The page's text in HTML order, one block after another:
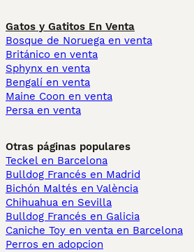
Gatos y Gatitos En Venta
Bosque de Noruega en venta
Británico en venta
Sphynx en venta
Bengalí en venta
Maine Coon en venta
Persa en venta
Otras páginas populares
Teckel en Barcelona
Bulldog Francés en Madrid
Bichón Maltés en València
Chihuahua en Sevilla
Bulldog Francés en Galicia
Caniche Toy en venta en Barcelona
Perros en adopcion